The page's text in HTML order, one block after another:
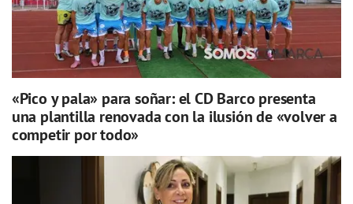
«Pico y pala» para soñar: el CD Barco presenta
una plantilla renovada con la ilusión de «volver a
competir por todo»